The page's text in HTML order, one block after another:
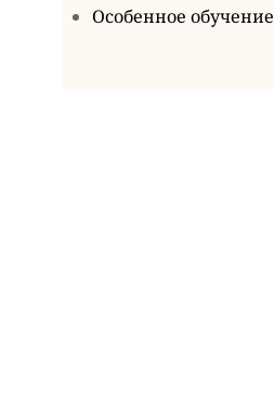
Особенное обучение